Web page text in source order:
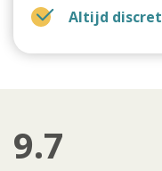
Altijd
9.7